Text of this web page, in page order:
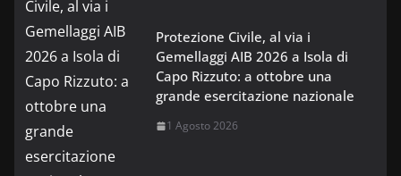
Protezione Civile, al via i
Gemellaggi AIB 2026 a Isola di
Capo Rizzuto: a ottobre una
grande esercitazione nazionale
1 Agosto 2026